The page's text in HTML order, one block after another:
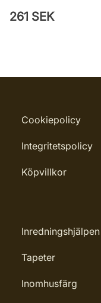
261 SEK
Cookiepolicy
Integritetspolicy
Köpvillkor
Inredningshjälpen
Tapeter
Inomhusfärg